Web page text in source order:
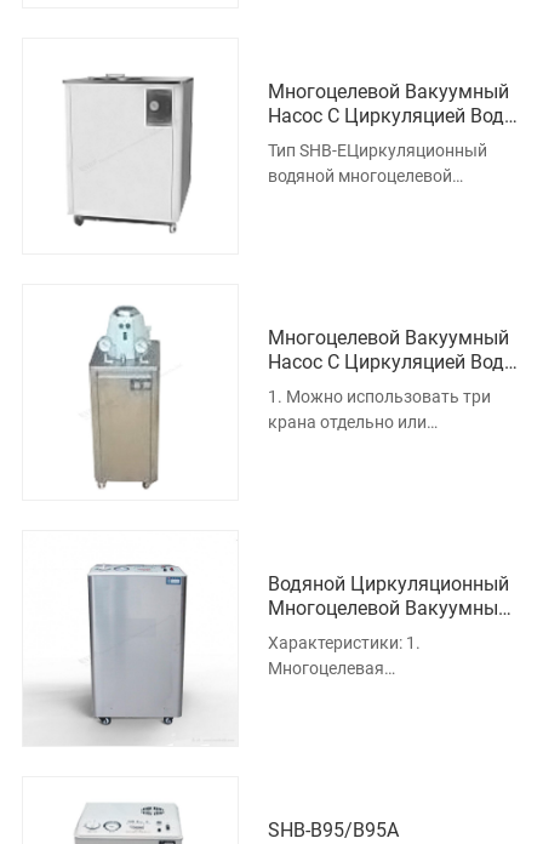
Многоцелевой Вакуумный
Насос С Циркуляцией Воды
Типа SHB-E
Тип SHB-EЦиркуляционный
водяной многоцелевой
Многоцелевой Вакуумный
Насос С Циркуляцией Воды
Типа SHB-B88
1. Можно использовать три
крана отдельно или
Водяной Циркуляционный
Многоцелевой Вакуумный
Насос Типа SHB-B95T
Характеристики: 1.
Многоцелевая
SHB-B95/B95A